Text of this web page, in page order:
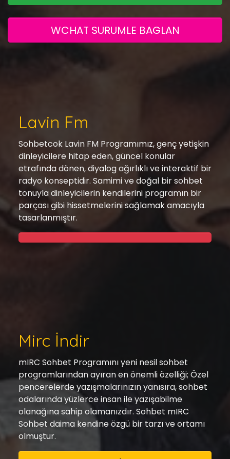
WCHAT SURUMLE BAGLAN
Lavin Fm
Sohbetcok Lavin FM Programımız, genç yetişkin
dinleyicilere hitap eden, güncel konular
etrafında dönen, diyalog ağırlıklı ve interaktif bir
radyo konseptidir. Samimi ve doğal bir sohbet
tonuyla dinleyicilerin kendilerini programın bir
parçası gibi hissetmelerini sağlamak amacıyla
tasarlanmıştır.
Mirc İndir
mIRC Sohbet Programını yeni nesil sohbet
programlarından ayıran en önemli özelliği; Özel
pencerelerde yazışmalarınızın yanısıra, sohbet
odalarında yüzlerce insan ile yazışabilme
olanağına sahip olamanızdır. Sohbet mIRC
Sohbet daima kendine özgü bir tarzı ve ortamı
olmuştur.